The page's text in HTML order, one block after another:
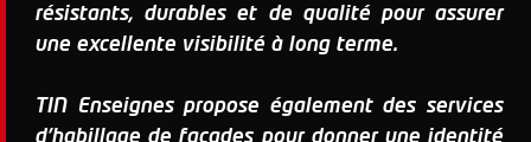
résistants, durables et de qualité pour assurer
une excellente visibilité à long terme.
TIN Enseignes propose également des services
d'habillage de façades pour donner une identité